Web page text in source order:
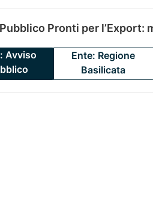
Pronti per
Avviso
Ente: Regione
Basilicata